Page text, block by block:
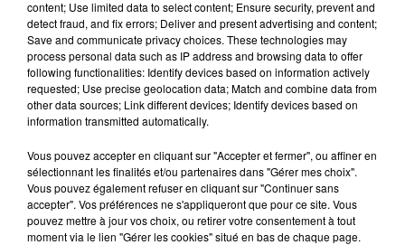
vaccin "divise par douze le pouvoir de contamination et évite
95% des formes graves. Plus nous vaccinerons plus nous
éviterons les hospitalisations. Vacciner un maximum de
personnes, partout, à tout moment, c'est l'objectif de cet été."
Et le chef de l'Etat pourrait bien gagner son pari, car après
vous sont actuellement pris toutes les minutes pour se faire
vacciner...
�x� 17 000 rendez-vous pris toutes les minutes en ce
moment sur Doctolib#Macron20h#VaccinationCovid
content; Use limited data to select content; Ensure security, prevent and
detect fraud, and fix errors; Deliver and present advertising and content;
Save and communicate privacy choices. These technologies may
process personal data such as IP address and browsing data to offer
following functionalities: Identify devices based on information actively
requested; Use precise geolocation data; Match and combine data from
other data sources; Link different devices; Identify devices based on
information transmitted automatically.
Vous pouvez accepter en cliquant sur "Accepter et fermer", ou affiner en
sélectionnant les finalités et/ou partenaires dans "Gérer mes choix".
Vous pouvez également refuser en cliquant sur "Continuer sans
accepter". Vos préférences ne s'appliqueront que pour ce site. Vous
pouvez mettre à jour vos choix, ou retirer votre consentement à tout
moment via le lien "Gérer les cookies" situé en bas de chaque page.